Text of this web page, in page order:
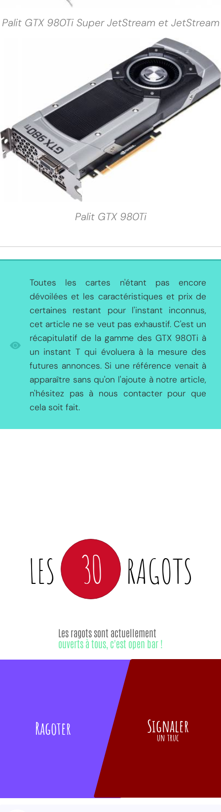
Palit GTX 980Ti Super JetStream et JetStream
Palit GTX 980Ti
Toutes les cartes n'étant pas encore
dévoilées et les caractéristiques et prix de
certaines restant pour l'instant inconnus,
cet article ne se veut pas exhaustif. C'est un
récapitulatif de la gamme des GTX 980Ti à
un instant T qui évoluera à la mesure des
futures annonces. Si une référence venait à
apparaître sans qu'on l'ajoute à notre article,
n'hésitez pas à nous contacter pour que
cela soit fait.
LES 30 RAGOTS
Ragoter
Les ragots sont actuellement
ouverts à tous, c'est open bar !
Signaler
un truc